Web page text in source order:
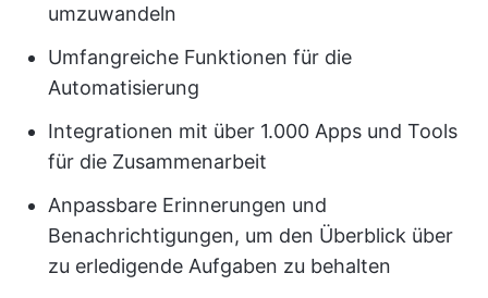
umzuwandeln
Umfangreiche Funktionen für die
Automatisierung
Integrationen mit über 1.000 Apps und Tools
für die Zusammenarbeit
Anpassbare Erinnerungen und
Benachrichtigungen, um den Überblick über
zu erledigende Aufgaben zu behalten